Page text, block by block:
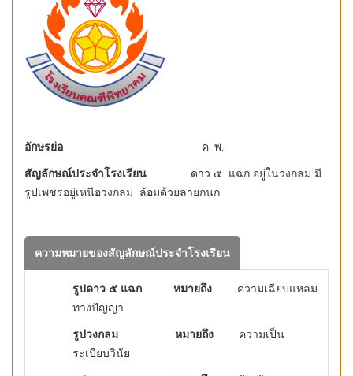
อักษรย่อ ค. พ.
สัญลักษณ์ประจำโรงเรียน ดาว ๕ แฉก อยู่ในวงกลม มี
รูปเพชรอยู่เหนือวงกลม ล้อมด้วยลายกนก
ความหมายของสัญลักษณ์ประจำโรงเรียน
รูปดาว ๕ แฉก หมายถึง ความเฉียบแหลม
ทางปัญญา
รูปวงกลม หมายถึง ความเป็น
ระเบียบวินัย